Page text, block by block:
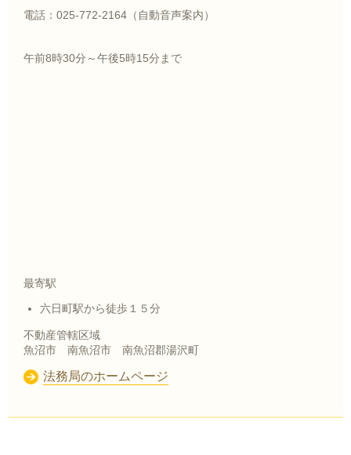
電話：025-772-2164（自動音声案内）
午前8時30分～午後5時15分まで
最寄駅
六日町駅から徒歩１５分
不動産管轄区域
魚沼市 南魚沼市 南魚沼郡湯沢町
法務局のホームページ